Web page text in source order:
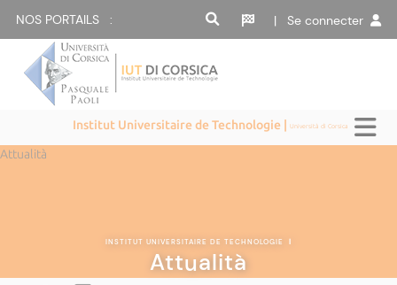
NOS PORTAILS : | Se connecter
Institut Universitaire de Technologie |Università di Corsica
Attualità
INSTITUT UNIVERSITAIRE DE TECHNOLOGIE |
Attualità